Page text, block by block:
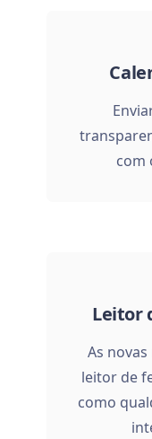
com
Leitor
As
leitor de
como